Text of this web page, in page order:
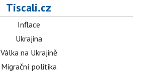
Tiscali.cz
Inflace
Ukrajina
Válka na Ukrajině
Migrační politika